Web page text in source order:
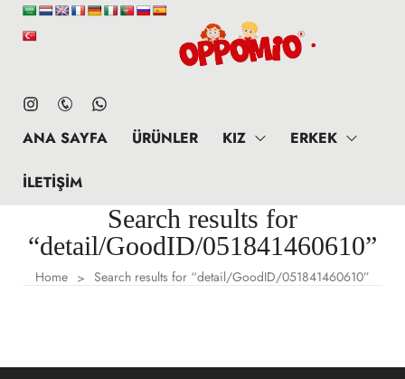
ANA SAYFA ÜRÜNLER KIZ ERKEK
İLETIŞIM
Search results for
“detail/GoodID/051841460610”
Home > Search results for “detail/GoodID/051841460610”